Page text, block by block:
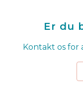
Er du
Kontakt os for